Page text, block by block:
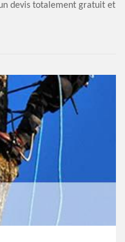
devis totalement gratuit et